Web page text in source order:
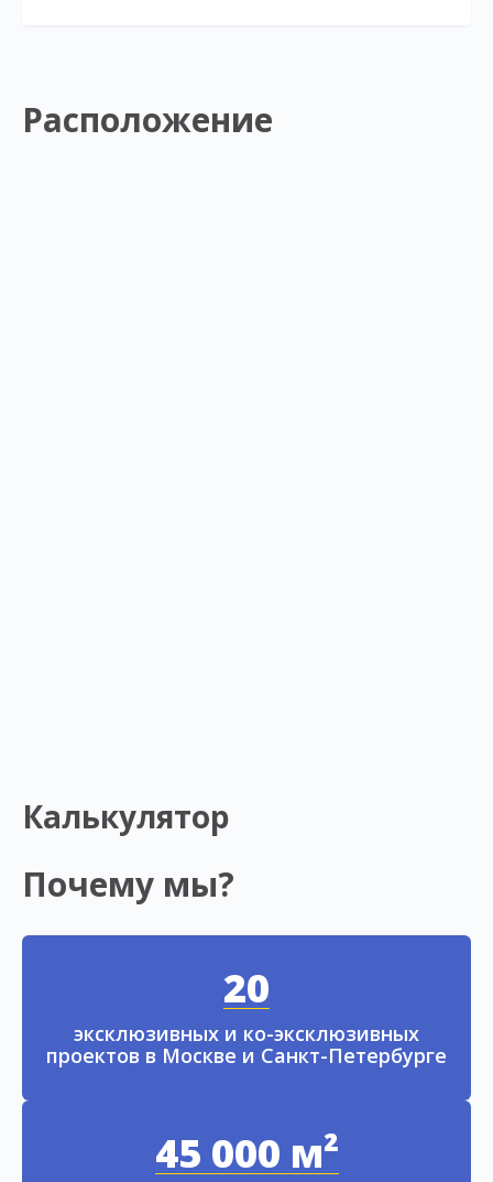
Расположение
Калькулятор
Почему мы?
20
эксклюзивных и ко-эксклюзивных
проектов в Москве и Санкт-Петербурге
45 000 м²